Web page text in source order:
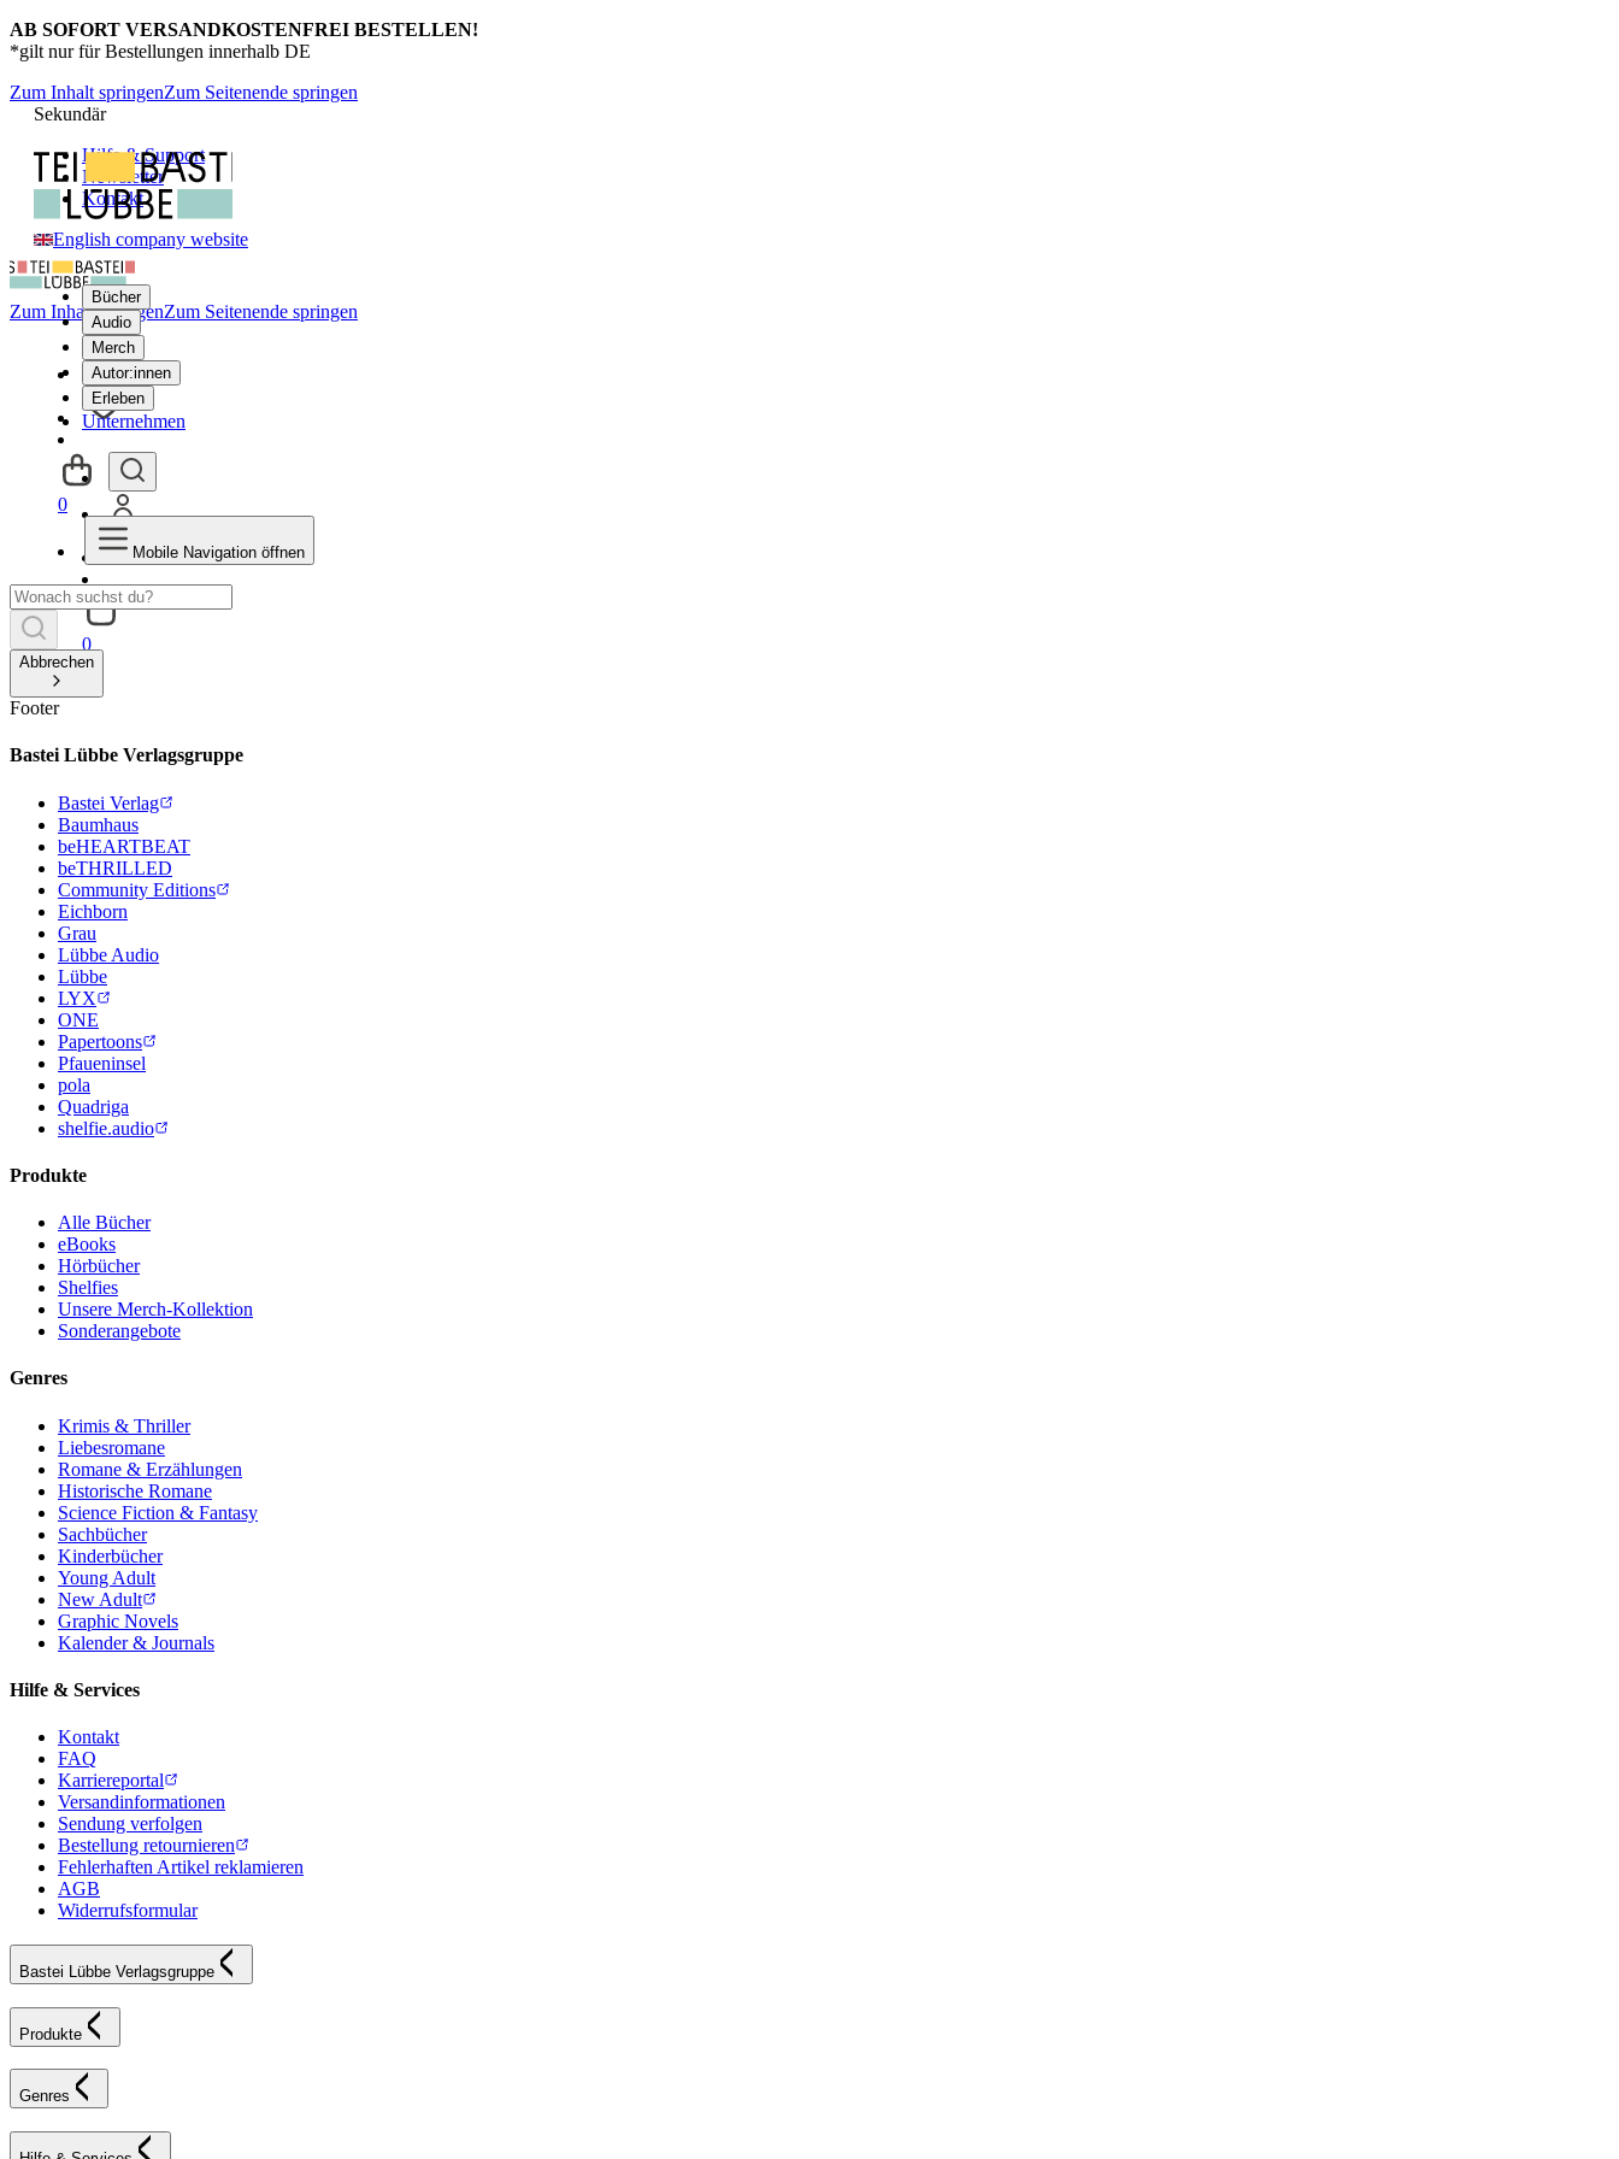
AB SOFORT VERSANDKOSTENFREI BESTELLEN!
*gilt nur für Bestellungen innerhalb DE
Zum Inhalt springenZum Seitenende springen
Sekundär
Hilfe & Support
Newsletter
Kontakt
English company website
Bücher
Audio
Merch
Autor:innen
Erleben
Unternehmen
0
Zum Inhalt springenZum Seitenende springen
0
Mobile Navigation öffnen
Abbrechen
Footer
Bastei Lübbe Verlagsgruppe
Bastei Verlag
Baumhaus
beHEARTBEAT
beTHRILLED
Community Editions
Eichborn
Grau
Lübbe Audio
Lübbe
LYX
ONE
Papertoons
Pfaueninsel
pola
Quadriga
shelfie.audio
Produkte
Alle Bücher
eBooks
Hörbücher
Shelfies
Unsere Merch-Kollektion
Sonderangebote
Genres
Krimis & Thriller
Liebesromane
Romane & Erzählungen
Historische Romane
Science Fiction & Fantasy
Sachbücher
Kinderbücher
Young Adult
New Adult
Graphic Novels
Kalender & Journals
Hilfe & Services
Kontakt
FAQ
Karriereportal
Versandinformationen
Sendung verfolgen
Bestellung retournieren
Fehlerhaften Artikel reklamieren
AGB
Widerrufsformular
Bastei Lübbe Verlagsgruppe
Produkte
Genres